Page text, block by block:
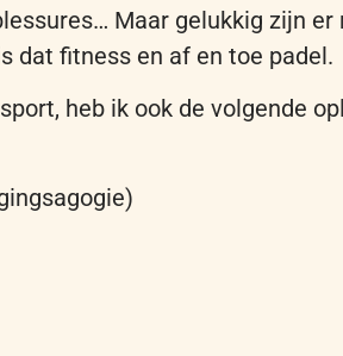
Maar gelukkig zijn er
dat fitness en af en toe padel.
heb ik ook de volgende